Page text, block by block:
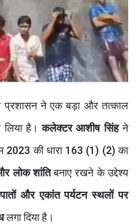
प्रशासन ने एक बड़ा और तत्काल
लिया है।कलेक्टर आशीष सिंहने
2023 की धारा 163 (1) (2) का
लोक शांतिबनाए रखने के उद्देश्य
और एकांत पर्यटन स्थलों पर
लगा दिया है।